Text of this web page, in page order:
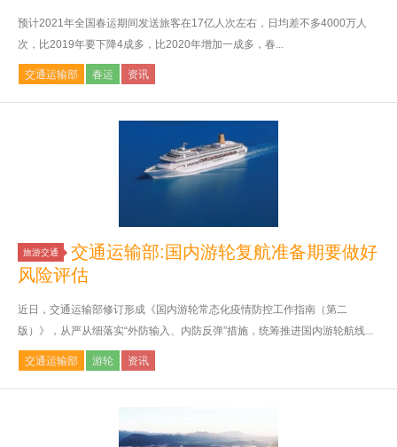
预计2021年全国春运期间发送旅客在17亿人次左右，日均差不多4000万人
次，比2019年要下降4成多，比2020年增加一成多，春...
交通运输部 春运 资讯
旅游交通
交通运输部:国内游轮复航准备期要做好
风险评估
近日，交通运输部修订形成《国内游轮常态化疫情防控工作指南（第二
版）》，从严从细落实“外防输入、内防反弹”措施，统筹推进国内游轮航线...
交通运输部 游轮 资讯